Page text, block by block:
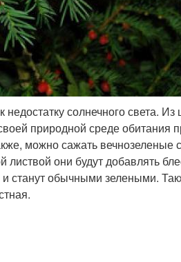
солнечного света.
природной среде обитания
можно сажать
они будут добавлять
станут обычными зелеными.